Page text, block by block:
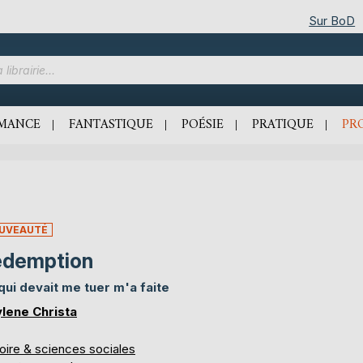
Sur BoD
FANTASTIQUE POÉSIE PRATIQUE
devait me tuer m'a faite
Christa
& sciences sociales